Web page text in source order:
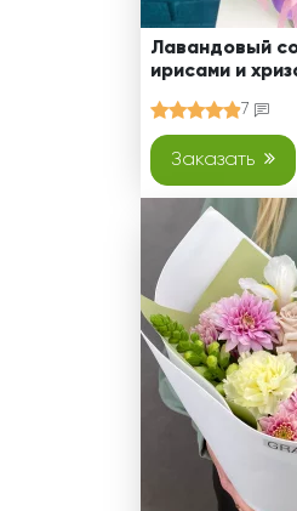
Лавандовый
ирисами и
7
Заказать